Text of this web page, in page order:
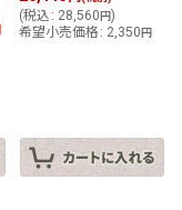
(税込 : 28,560円)
希望小売価格 : 2,350円